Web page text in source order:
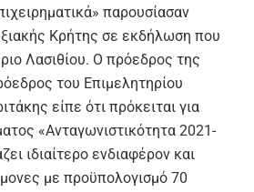
παρουσίασαν
Κρήτης σε εκδήλωση που
Λασιθίου. Ο πρόεδρος της
του Επιμελητηρίου
είπε ότι πρόκειται για
«Ανταγωνιστικότητα 2021-
ιδιαίτερο ενδιαφέρον και
με προϋπολογισμό 70